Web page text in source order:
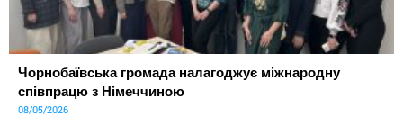
Чорнобаївська громада налагоджує міжнародну
співпрацю з Німеччиною
08/05/2026